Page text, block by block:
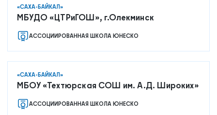
Обмен опытом
САШ ЮНЕСКО в РФ
Новости
Международные дни
«САХА-БАЙКАЛ»
МБУДО «ЦТРиГОШ», г.Олекминск
АССОЦИИРОВАННАЯ ШКОЛА ЮНЕСКО
«САХА-БАЙКАЛ»
МБОУ «Техтюрская СОШ им. А.Д. Широких»
АССОЦИИРОВАННАЯ ШКОЛА ЮНЕСКО